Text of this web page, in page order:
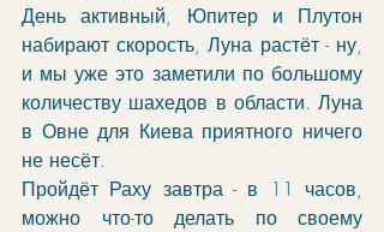
День активный, Юпитер и Плутон
набирают скорость, Луна растёт - ну,
и мы уже это заметили по большому
количеству шахедов в области. Луна
в Овне для Киева приятного ничего
не несёт.
Пройдёт Раху завтра - в 11 часов,
можно что-то делать по своему